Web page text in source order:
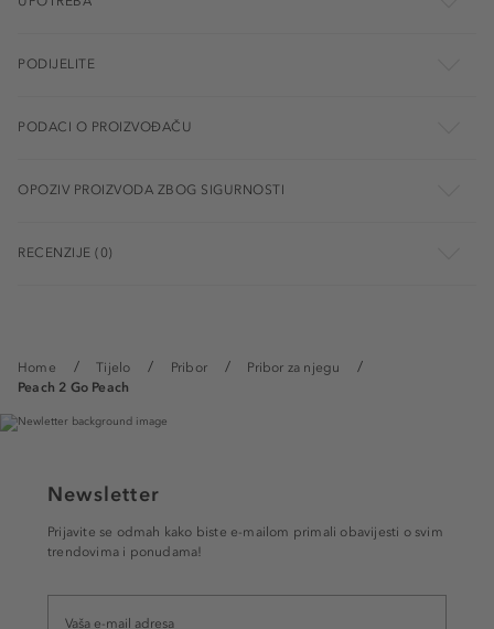
Home Tijelo Pribor
Pribor za njegu
Peach 2 Go Peach
PODIJELITE
PODACI O PROIZVOĐAČU
OPOZIV PROIZVODA ZBOG SIGURNOSTI
RECENZIJE (0)
Newsletter
Prijavite se odmah kako biste e-mailom primali obavijesti o svim
trendovima i ponudama!